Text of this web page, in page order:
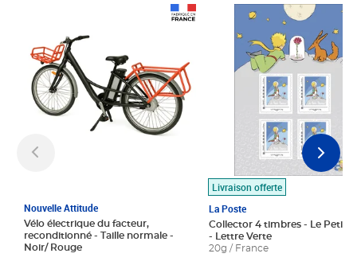
Nouvelle Attitude
Vélo électrique du facteur,
reconditionné - Taille normale -
Noir/ Rouge
Livraison offerte
La Poste
Collector 4 timbres - Le Petit
- Lettre Verte
20g / France
Prix 7,50€